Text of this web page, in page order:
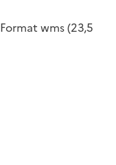
Format wms(23,5